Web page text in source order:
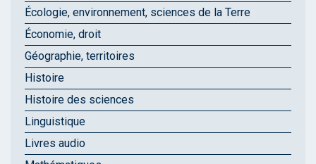
Écologie, environnement, sciences de la Terre
Économie, droit
Géographie, territoires
Histoire
Histoire des sciences
Linguistique
Livres audio